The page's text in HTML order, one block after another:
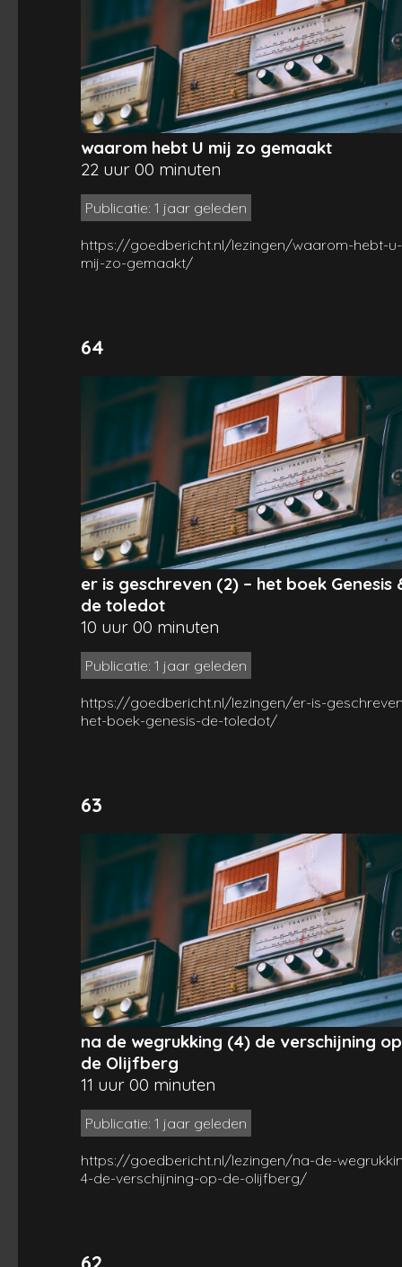
waarom hebt U mij zo gemaakt
22 uur 00 minuten
Publicatie: 1 jaar geleden
https://goedbericht.nl/lezingen/waarom-hebt-u-
mij-zo-gemaakt/
64
er is geschreven (2) – het boek Genesis
de toledot
10 uur 00 minuten
Publicatie: 1 jaar geleden
https://goedbericht.nl/lezingen/er-is-
het-boek-genesis-de-toledot/
63
na de wegrukking (4) de verschijning op
de Olijfberg
11 uur 00 minuten
Publicatie: 1 jaar geleden
https://goedbericht.nl/lezingen/na-de-
4-de-verschijning-op-de-olijfberg/